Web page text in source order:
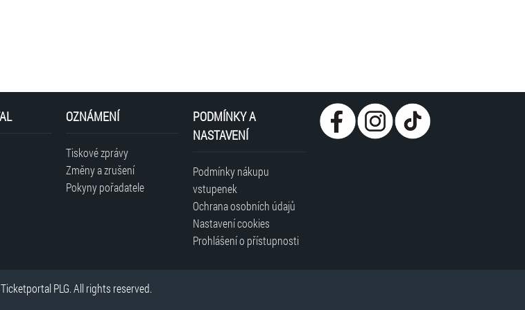
OZNÁMENÍ
Tiskové zprávy
Změny a zrušení
Pokyny pořadatele
PODMÍNKY A
NASTAVENÍ
Podmínky nákupu
vstupenek
Ochrana osobních údajů
Nastavení cookies
Prohlášení o přístupnosti
PLG. All rights reserved.